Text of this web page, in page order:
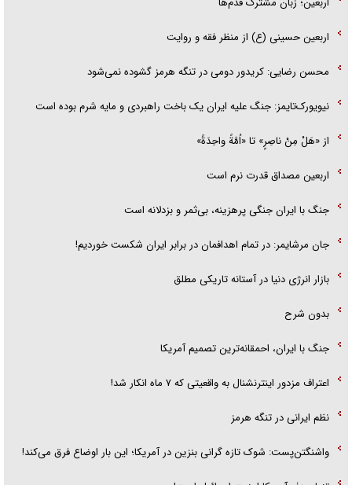
اربعین حسینی (ع) از منظر فقه و روایت
محسن رضایی: کریدور دومی در تنگه هرمز گشوده نمی‌شود
نیویورک‌تایمز: جنگ علیه ایران یک باخت راهبردی و مایه شرم بوده است
از «هَلْ مِنْ ناصِرٍ» تا «اُمَّةً واحِدَةً»
اربعین مصداق قدرت نرم است
جنگ با ایران جنگی پرهزینه، بی‌ثمر و بزدلانه است
جان مرشایمر: در تمام اهدافمان در برابر ایران شکست خوردیم!
بازار انرژی دنیا در آستانه تاریکی مطلق
بدون شرح
جنگ با ایران، احمقانه‌ترین تصمیم آمریکا
اعتراف مزدور اینترنشنال به واقعیتی که ۷ ماه انکار شد!
نظم ایرانی در تنگه هرمز
واشنگتن‌پست: شوک تازه گرانی بنزین در آمریکا؛ این بار اوضاع فرق می‌کند!